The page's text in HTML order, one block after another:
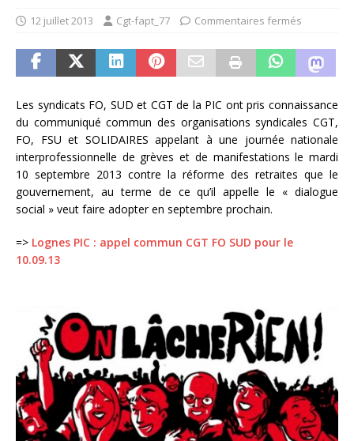
12 juillet 2013 Cgt-fapt_77 Commentaires fermés
Les syndicats FO, SUD et CGT de la PIC ont pris connaissance
du communiqué commun des organisations syndicales CGT,
FO, FSU et SOLIDAIRES appelant à une journée nationale
interprofessionnelle de grèves et de manifestations le mardi
10 septembre 2013 contre la réforme des retraites que le
gouvernement, au terme de ce qu’il appelle le « dialogue
social » veut faire adopter en septembre prochain.
=> Lognes PIC : appel commun CGT FO SUD pour le
10.09.13